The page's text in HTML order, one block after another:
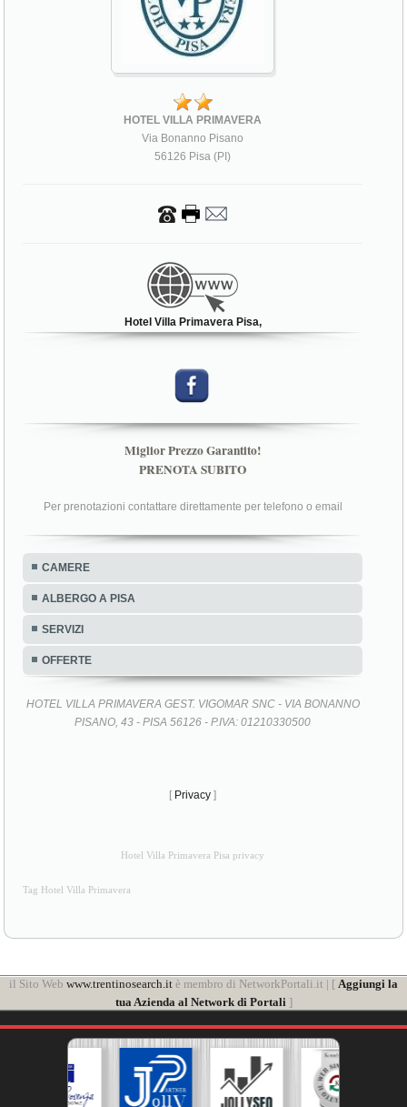
HOTEL VILLA PRIMAVERA
Via Bonanno Pisano
56126 Pisa (PI)
Hotel Villa Primavera Pisa,
Miglior Prezzo Garantito!
PRENOTA SUBITO
Per prenotazioni contattare direttamente per telefono o email
CAMERE
ALBERGO A PISA
SERVIZI
OFFERTE
HOTEL VILLA PRIMAVERA GEST. VIGOMAR SNC - VIA BONANNO
PISANO, 43 - PISA 56126 - P.IVA: 01210330500
[ Privacy ]
Hotel Villa Primavera Pisa privacy
Tag Hotel Villa Primavera
il Sito Web www.trentinosearch.it è membro di NetworkPortali.it | [ Aggiungi la
tua Azienda al Network di Portali ]